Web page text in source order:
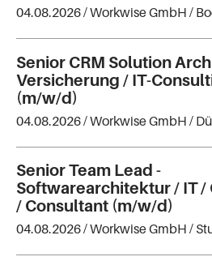
04.08.2026 /Workwise GmbH /
Senior CRM Solution
Versicherung / IT-
(m/w/d)
04.08.2026 /Workwise GmbH /
Senior Team Lead -
Softwarearchitektur / IT /
/ Consultant (m/w/d)
04.08.2026 /Workwise GmbH /